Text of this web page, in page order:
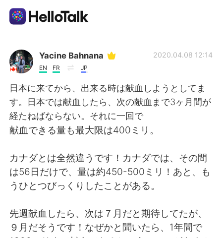
Language Exchange App
AI Grammar Checker
English
Español العربية
日本語 한국어
Yacine Bahnana
EN FR JP
2020.04.08 12:14
日本に来てから、出来る時は献血しようとしてま
す。日本では献血したら、次の献血まで3ヶ月間が
経たねばならない。それに一回で
献血できる量も最大限は400ミリ。
カナダとは全然違うです！カナダでは、その間
は56日だけで、量は約450-500ミリ！あと、も
うひとつびっくりしたことがある。
先週献血したら、次は７月だと期待してたが、
９月だそうです！なぜかと聞いたら、1年間で